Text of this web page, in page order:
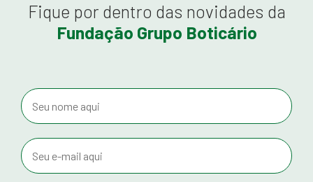
Fique por dentro das novidades da
Fundação Grupo Boticário